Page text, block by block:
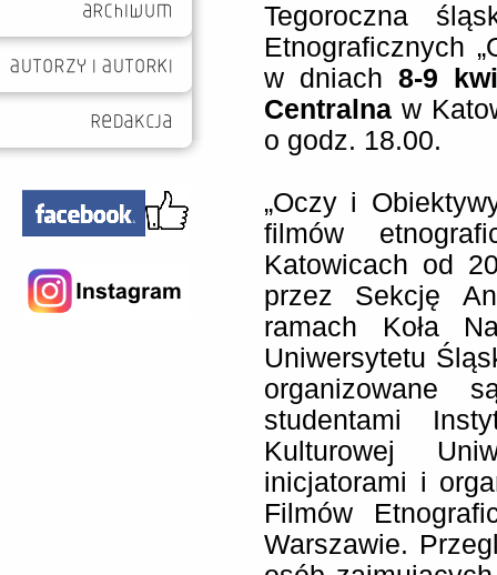
Tegoroczna
Etnograficznych
w dniach 8-9
Centralna w
o godz. 18.00.
„Oczy i
filmów
Katowicach od
przez Sekcję
ramach Koła
Uniwersytetu
organizowane
studentami
Kulturowej
inicjatorami i
Filmów
Warszawie.